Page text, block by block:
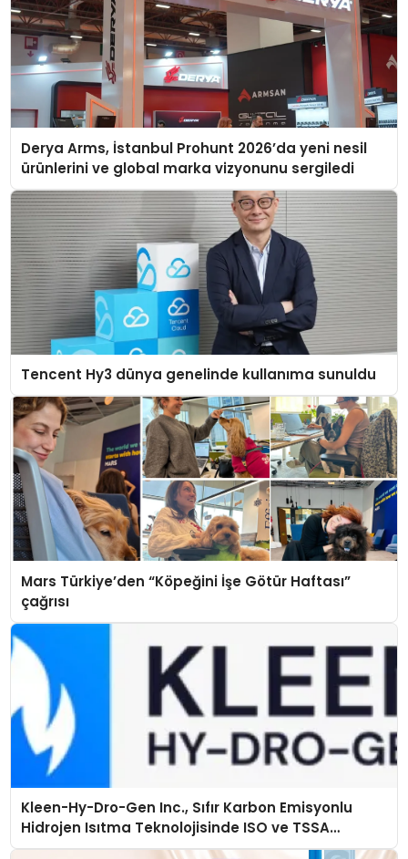
Derya Arms, İstanbul Prohunt 2026’da yeni nesil
ürünlerini ve global marka vizyonunu sergiledi
Tencent Hy3 dünya genelinde kullanıma sunuldu
Mars Türkiye’den “Köpeğini İşe Götür Haftası”
çağrısı
Kleen-Hy-Dro-Gen Inc., Sıfır Karbon Emisyonlu
Hidrojen Isıtma Teknolojisinde ISO ve TSSA
Düzenleyici Onaylarını Aldı